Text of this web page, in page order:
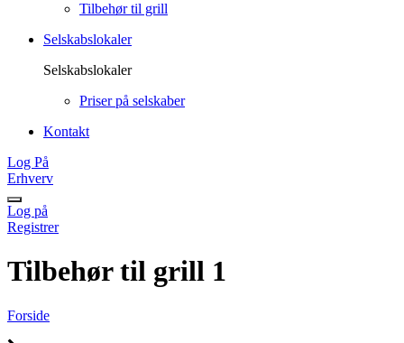
Tilbehør til grill
Selskabslokaler
Selskabslokaler
Priser på selskaber
Kontakt
Log På
Erhverv
Log på
Registrer
Tilbehør til grill 1
Forside